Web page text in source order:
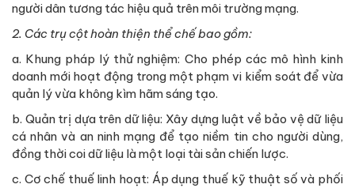
người dân tương tác hiệu quả trên môi trường mạng.
2. Các trụ cột hoàn thiện thể chế bao gồm:
a. Khung pháp lý thử nghiệm: Cho phép các mô hình kinh
doanh mới hoạt động trong một phạm vi kiểm soát để vừa
quản lý vừa không kìm hãm sáng tạo.
b. Quản trị dựa trên dữ liệu: Xây dựng luật về bảo vệ dữ liệu
cá nhân và an ninh mạng để tạo niềm tin cho người dùng,
đồng thời coi dữ liệu là một loại tài sản chiến lược.
c. Cơ chế thuế linh hoạt: Áp dụng thuế kỹ thuật số và phối